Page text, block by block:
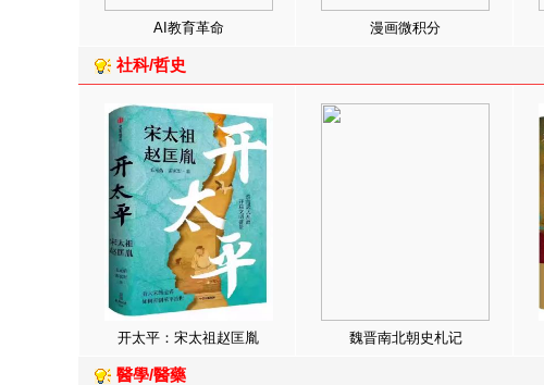
AI教育革命 漫画微积分
社科/哲史
开太平：宋太祖赵匡胤 魏晋南北朝史札记
醫學/醫藥